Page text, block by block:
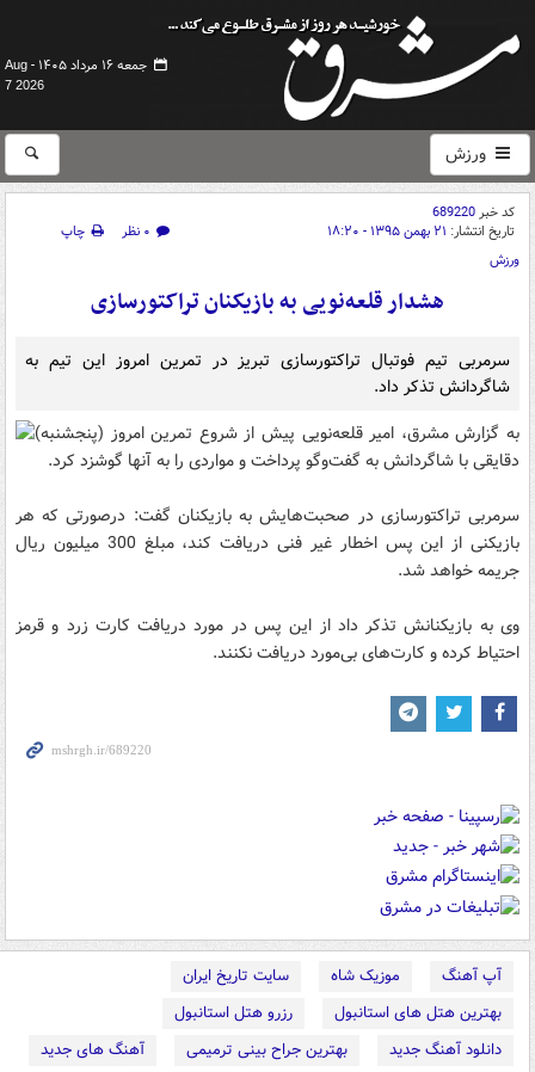
جمعه ۱۶ مرداد ۱۴۰۵ -
Aug
7 2026
ورزش
کد خبر689220
تاریخ انتشار: ۲۱ بهمن ۱۳۹۵ - ۱۸:۲۰ ۰ نظر
چاپ
ورزش
هشدار قلعه‌نویی به بازیکنان تراکتورسازی
سرمربی تیم فوتبال تراکتورسازی تبریز در تمرین امروز این تیم به
شاگردانش تذکر داد.
به گزارش مشرق، امیر قلعه‌نویی پیش از شروع تمرین امروز (پنجشنبه)
دقایقی با شاگردانش به گفت‌وگو پرداخت و مواردی را به آنها گوشزد کرد.
سرمربی تراکتورسازی در صحبت‌هایش به بازیکنان گفت: درصورتی‌ که هر
بازیکنی از این‌ پس اخطار غیر فنی دریافت کند، مبلغ 300 میلیون ریال
جریمه خواهد شد.
وی به بازیکنانش تذکر داد از این‌ پس در مورد دریافت کارت زرد و قرمز
احتیاط کرده و کارت‌های بی‌مورد دریافت نکنند.
آپ آهنگ موزیک شاه
سایت تاریخ ایران
بهترین هتل های استانبول
رزرو هتل استانبول
دانلود آهنگ جدید
بهترین جراح بینی ترمیمی
آهنگ های جدید